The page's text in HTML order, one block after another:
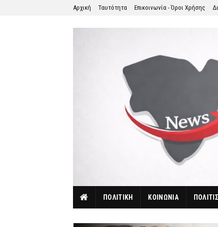
Αρχική Ταυτότητα Επικοινωνία - Όροι Χρήσης
ΠΟΛΙΤΙΚΗ ΚΟΙΝΩΝΙΑ